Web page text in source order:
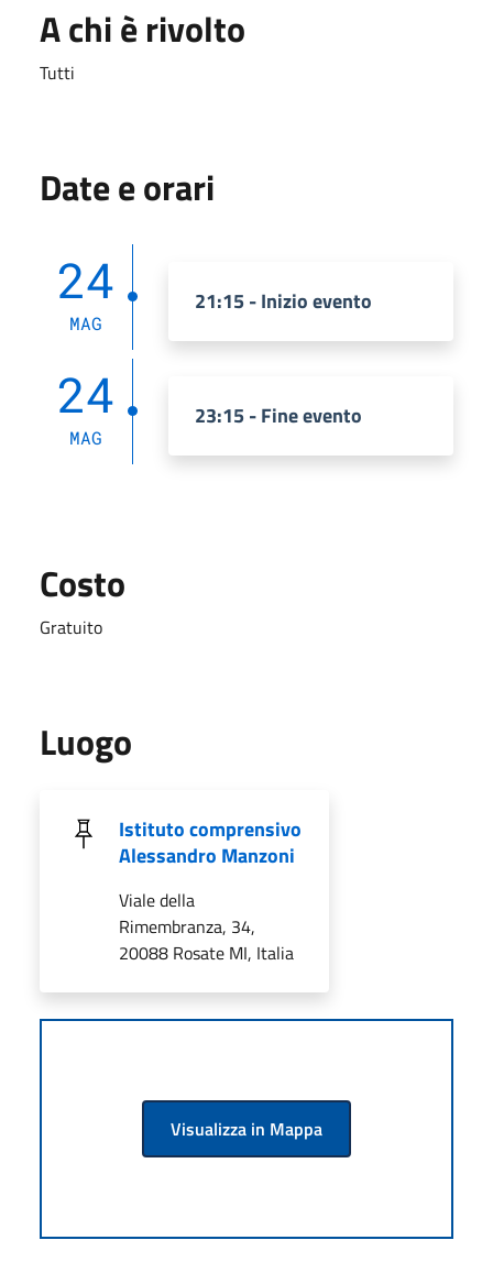
A chi è rivolto
Tutti
Date e orari
24
MAG
21:15 - Inizio evento
24
MAG
23:15 - Fine evento
Costo
Gratuito
Luogo
Istituto comprensivo
Alessandro Manzoni
Viale della
Rimembranza, 34,
20088 Rosate MI, Italia
Visualizza in Mappa